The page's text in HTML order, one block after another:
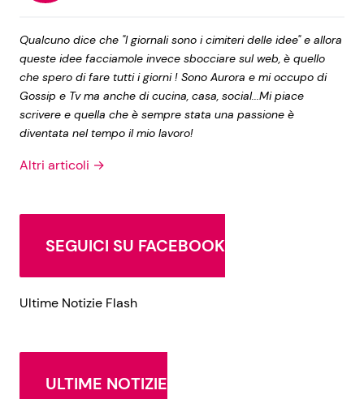
Qualcuno dice che "I giornali sono i cimiteri delle idee" e allora
queste idee facciamole invece sbocciare sul web, è quello
che spero di fare tutti i giorni ! Sono Aurora e mi occupo di
Gossip e Tv ma anche di cucina, casa, social...Mi piace
scrivere e quella che è sempre stata una passione è
diventata nel tempo il mio lavoro!
Altri articoli →
SEGUICI SU FACEBOOK
Ultime Notizie Flash
ULTIME NOTIZIE